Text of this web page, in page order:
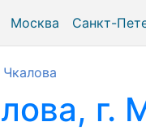
Москва Санкт-
Чкалова
г.